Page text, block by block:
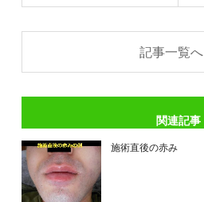
記事一覧へ
関連記事
施術直後の赤み